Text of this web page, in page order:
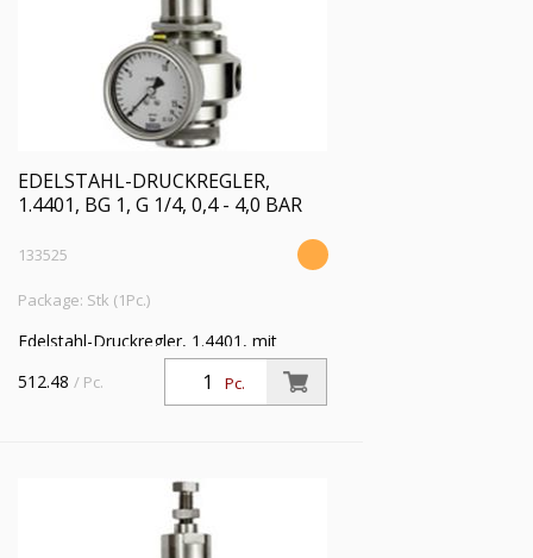
EDELSTAHL-DRUCKREGLER,
1.4401, BG 1, G 1/4, 0,4 - 4,0 BAR
133525
Package: Stk (1Pc.)
Edelstahl-Druckregler, 1.4401, mit
Sekundärentlüftung (rücksteuerbar), inkl.
Manometer, BG 1, G 1/4, Regelbereich
Pc.
512.48 / Pc.